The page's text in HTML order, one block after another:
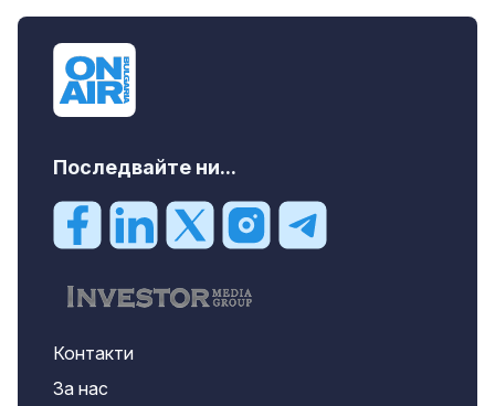
Последвайте ни...
Контакти
За нас